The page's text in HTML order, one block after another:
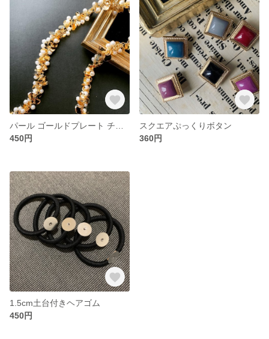
450円
スクエアぷっくりボタン
360円
1.5cm土台付きヘアゴム
450円